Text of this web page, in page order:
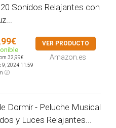
Sonidos Relajantes con
32,99€
9, 2024 11:59
VER PRODUCTO
Amazon.es
Dormir - Peluche Musical
y Luces Relajantes...